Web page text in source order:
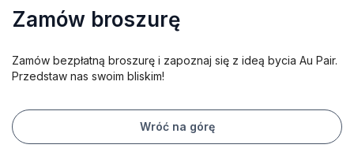
Zamów broszurę
Zamów bezpłatną broszurę i zapoznaj się z ideą bycia Au Pair.
Przedstaw nas swoim bliskim!
Wróć na górę